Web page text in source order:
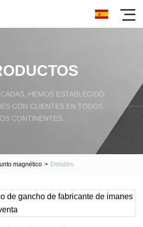
HEMOS ESTABLECIDO
CON CLIENTES EN TODOS
CONTINENTES.
magnético > Detalles